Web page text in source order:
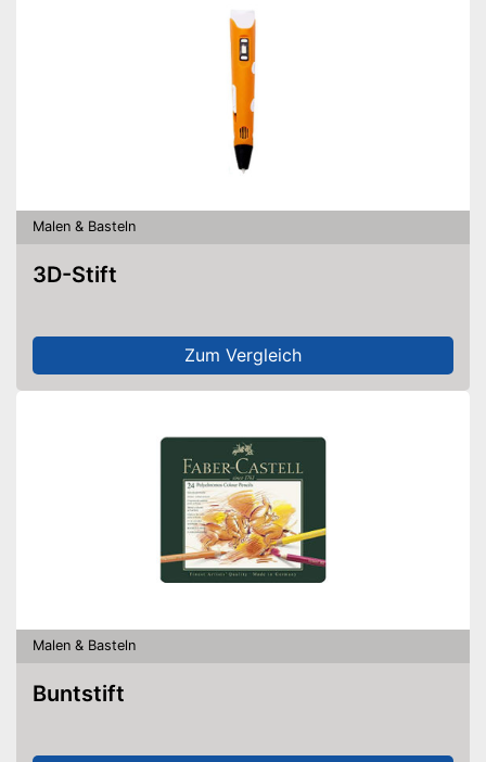
Malen & Basteln
3D-Stift
Zum Vergleich
Malen & Basteln
Buntstift